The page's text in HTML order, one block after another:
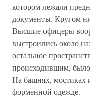
котором лежали
документы. Кругом
Высшие офицеры
выстроились около
остальное
происходившим,
На башнях, мостиках
форменной одежде.